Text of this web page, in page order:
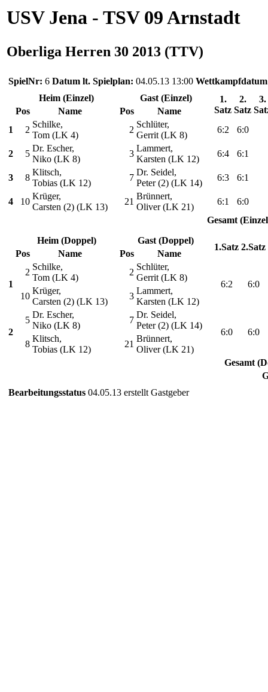
USV Jena - TSV 09 Arnstadt
Oberliga Herren 30 2013 (TTV)
SpielNr: 6 Datum lt. Spielplan: 04.05.13 13:00
Heim (Einzel)
Gast (Einzel)
1.
Satz
2.
Satz
3.
Pos Name Pos
Name
1
2
Schilke,
Tom (LK 4)
2
Schlüter,
Gerrit (LK 8)
6:2 6:0
2 5
Dr. Escher,
Niko (LK 8)
3
Lammert,
Karsten (LK 12)
6:4 6:1
3 8
Klitsch,
Tobias (LK 12)
7
Dr. Seidel,
Peter (2) (LK 14)
6:3 6:1
4 10
Krüger,
Carsten (2) (LK 13)
21
Brünnert,
Oliver (LK 21)
6:1
6:0
Gesamt
Heim (Doppel)
Gast (Doppel)
1.Satz 2.Satz
Pos Name Pos Name
1
2
Schilke,
Tom (LK 4)
2
Schlüter,
Gerrit (LK 8)
6:2
6:0
10
Krüger,
Carsten (2) (LK 13)
3
Lammert,
Karsten (LK 12)
2
5
Dr. Escher,
Niko (LK 8)
7
Dr. Seidel,
Peter (2) (LK 14)
6:0
6:0
8
Klitsch,
Tobias (LK 12)
21
Brünnert,
Oliver (LK 21)
Gesamt
Bearbeitungsstatus 04.05.13 erstellt Gastgeber